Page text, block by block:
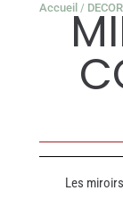
Accueil /
Les